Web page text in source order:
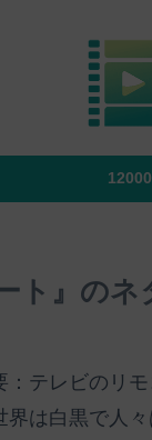
ト』の
テレビのリ
界は白黒で人